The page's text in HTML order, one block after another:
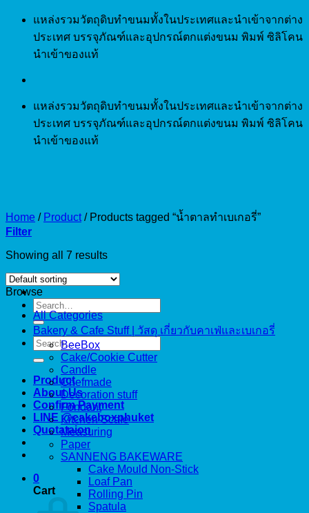
Skip
content
แหล่งรวมวัตถุดิบทำขนมทั้งในประเทศและนำเข้าจากต่าง
ประเทศ บรรจุภัณฑ์และอุปกรณ์ตกแต่งขนม พิมพ์ ซิลิโคน
นำเข้าของแท้
แหล่งรวมวัตถุดิบทำขนมทั้งในประเทศและนำเข้าจากต่าง
ประเทศ บรรจุภัณฑ์และอุปกรณ์ตกแต่งขนม พิมพ์ ซิลิโคน
นำเข้าของแท้
Search
for:
Search
for:
Product
About Us
Confirm Payment
LINE @cakeboxphuket
Quotataion
0
Cart
Home / Product /Products tagged “น้ำตาลทำเบเกอรี่”
Filter
Showing all 7 results
Browse
All Categories
Bakery & Cafe Stuff | วัสดุ เกี่ยวกับคาเฟ่และเบเกอรี่
BeeBox
Cake/Cookie Cutter
Candle
Chefmade
Decoration stuff
Fondant
Kitchen Scale
Measuring
Paper
SANNENG BAKEWARE
Cake Mould Non-Stick
Loaf Pan
Rolling Pin
Spatula